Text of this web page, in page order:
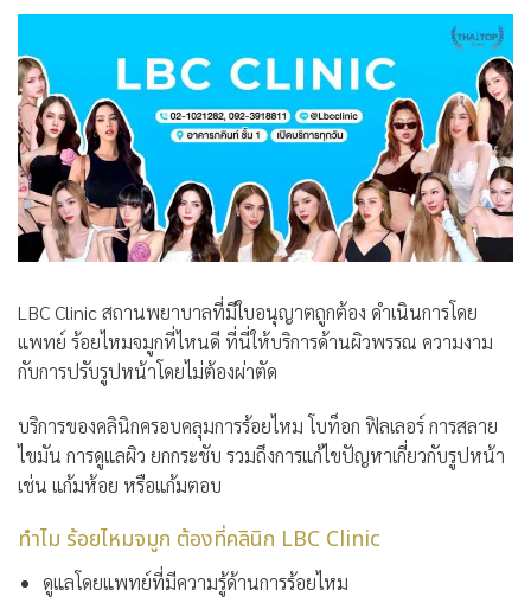
LBC Clinicสถานพยาบาลที่มีใบอนุญาตถูกต้อง ดำเนินการโดย
แพทย์ ร้อยไหมจมูกที่ไหนดี ที่นี่ให้บริการด้านผิวพรรณ ความงาม
กับการปรับรูปหน้าโดยไม่ต้องผ่าตัด
บริการของคลินิกครอบคลุมการร้อยไหม โบท็อก ฟิลเลอร์ การสลาย
ไขมัน การดูแลผิว ยกกระชับ รวมถึงการแก้ไขปัญหาเกี่ยวกับรูปหน้า
เช่น แก้มห้อย หรือแก้มตอบ
ทำไม ร้อยไหมจมูก ต้องที่คลินิก LBC Clinic
ดูแลโดยแพทย์ที่มีความรู้ด้านการร้อยไหม